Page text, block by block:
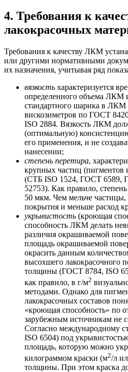
4. Требования к
лакокрасочных
Требования к качеству ЛКМ
или другими нормативными
их назначения, учитывая ряд
вязкость характеризуется
определенного объема ЛКМ
стандартного шарика в ЛКМ
вискозиметров по ГОСТ
ISO 2884. Вязкость ЛКМ
(оптимальную)
его применения, и не
нанесении;
степень перетира,
крупных частиц
(СТБ ISO 1524, ГОСТ 6589,
52753). Как правило,
50 мкм. Чем мельче частицы,
покрытия и меньше расход
укрывистость (кроющая
способность ЛКМ делать
различия окрашиваемой
площадь окрашиваемой
окрасить данным
высохшего лакокрасочного
толщины (ГОСТ 8784, ISO
как правило, в г/м2
методами. Однако для
лакокрасочных составов
«кроющая способность» по
зарубежным источникам не
Согласно международному
ISO 6504) под
площадь, которую можно
килограммом краски (м2/л
толщины. При этом краска